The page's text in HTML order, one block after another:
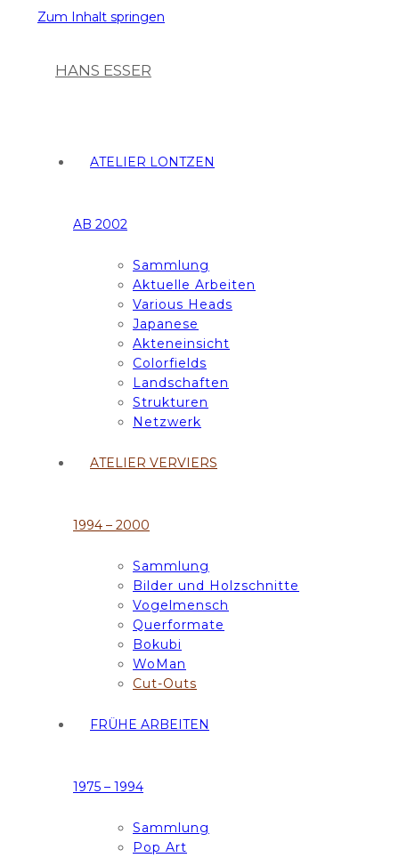
Zum Inhalt springen
HANS ESSER
ATELIER LONTZEN
AB 2002
Sammlung
Aktuelle Arbeiten
Various Heads
Japanese
Akteneinsicht
Colorfields
Landschaften
Strukturen
Netzwerk
ATELIER VERVIERS
1994 – 2000
Sammlung
Bilder und Holzschnitte
Vogelmensch
Querformate
Bokubi
WoMan
Cut-Outs
FRÜHE ARBEITEN
1975 – 1994
Sammlung
Pop Art